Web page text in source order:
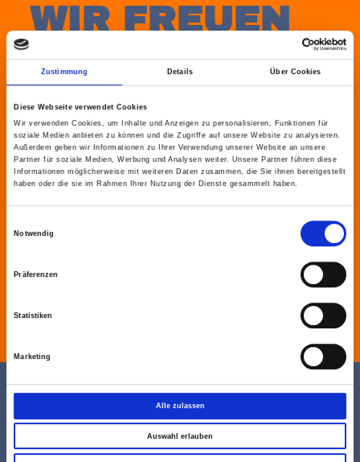
Zustimmung Details Über Cookies
Diese Webseite verwendet Cookies
Wir verwenden Cookies, um Inhalte und Anzeigen zu personalisieren, Funktionen für
soziale Medien anbieten zu können und die Zugriffe auf unsere Website zu analysieren.
Außerdem geben wir Informationen zu Ihrer Verwendung unserer Website an unsere
Partner für soziale Medien, Werbung und Analysen weiter. Unsere Partner führen diese
Informationen möglicherweise mit weiteren Daten zusammen, die Sie ihnen bereitgestellt
haben oder die sie im Rahmen Ihrer Nutzung der Dienste gesammelt haben.
Notwendig
Präferenzen
Statistiken
Marketing
Alle zulassen
Auswahl erlauben
WIR FREUEN
UNS
AUF IHRE
ANFRAG
E!
FOOTER-NAVIGATION
Produkte